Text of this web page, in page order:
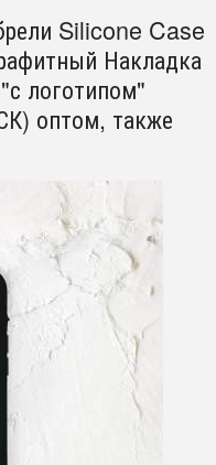
Silicone Case
Накладка
логотипом"
оптом, также